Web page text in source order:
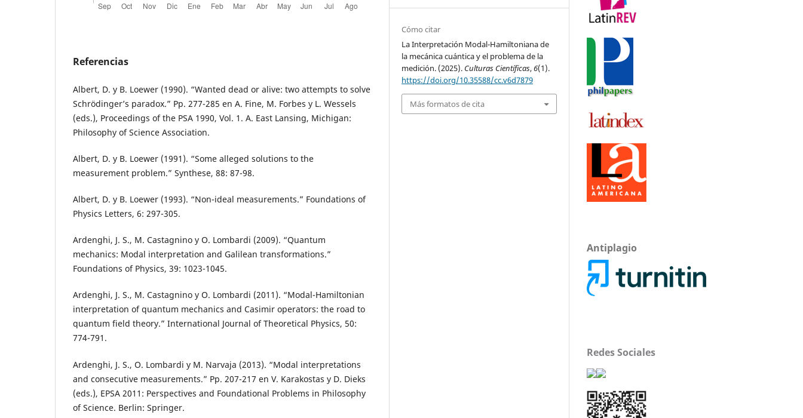
Referencias
Albert, D. y B. Loewer (1990). “Wanted dead or alive: two attempts to solve
Schrödinger’s paradox.” Pp. 277-285 en A. Fine, M. Forbes y L. Wessels
(eds.), Proceedings of the PSA 1990, Vol. 1. A. East Lansing, Michigan:
Philosophy of Science Association.
Albert, D. y B. Loewer (1991). “Some alleged solutions to the
measurement problem.” Synthese, 88: 87-98.
Albert, D. y B. Loewer (1993). “Non-ideal measurements.” Foundations of
Physics Letters, 6: 297-305.
Ardenghi, J. S., M. Castagnino y O. Lombardi (2009). “Quantum
mechanics: Modal interpretation and Galilean transformations.”
Foundations of Physics, 39: 1023-1045.
Ardenghi, J. S., M. Castagnino y O. Lombardi (2011). “Modal-Hamiltonian
interpretation of quantum mechanics and Casimir operators: the road to
quantum field theory.” International Journal of Theoretical Physics, 50:
774-791.
Ardenghi, J. S., O. Lombardi y M. Narvaja (2013). “Modal interpretations
and consecutive measurements.” Pp. 207-217 en V. Karakostas y D. Dieks
(eds.), EPSA 2011: Perspectives and Foundational Problems in Philosophy
of Science. Berlin: Springer.
Cómo citar
La Interpretación Modal-Hamiltoniana de
la mecánica cuántica y el problema de la
medición. (2025). Culturas Científicas,6(1).
https://doi.org/10.35588/cc.v6d7879
Más formatos de cita
Antiplagio
Redes Sociales